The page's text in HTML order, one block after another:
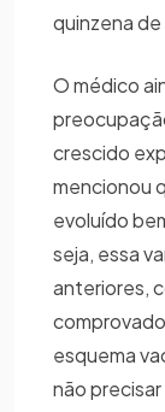
quinzena
O médico
crescido
mencionou
evoluído
seja, essa
anteriores,
esquema
não